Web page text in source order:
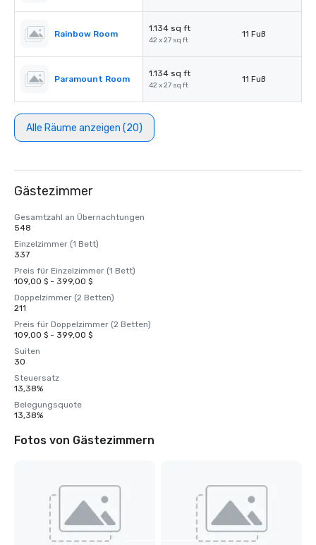
Rainbow Room
1.134 sq ft
42 x 27 sq ft
11 Fuß
Paramount Room
1.134 sq ft
42 x 27 sq ft
11 Fuß
Alle Räume anzeigen (20)
Gästezimmer
Gesamtzahl an Übernachtungen
548
Einzelzimmer (1 Bett)
337
Preis für Einzelzimmer (1 Bett)
109,00 $ - 399,00 $
Doppelzimmer (2 Betten)
211
Preis für Doppelzimmer (2 Betten)
109,00 $ - 399,00 $
Suiten
30
Steuersatz
13,38%
Belegungsquote
13,38%
Fotos von Gästezimmern